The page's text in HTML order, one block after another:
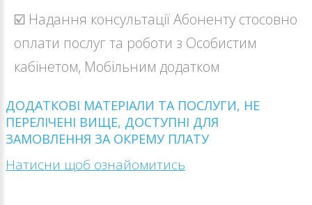
☑️ Надання консультації Абоненту стосовно
оплати послуг та роботи з Особистим
кабінетом, Мобільним додатком
ДОДАТКОВІ МАТЕРІАЛИ ТА ПОСЛУГИ, НЕ
ПЕРЕЛІЧЕНІ ВИЩЕ, ДОСТУПНІ ДЛЯ
ЗАМОВЛЕННЯ ЗА ОКРЕМУ ПЛАТУ
Натисни щоб ознайомитись